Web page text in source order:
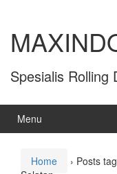
Spesialis Rolling
Menu
Home › Posts